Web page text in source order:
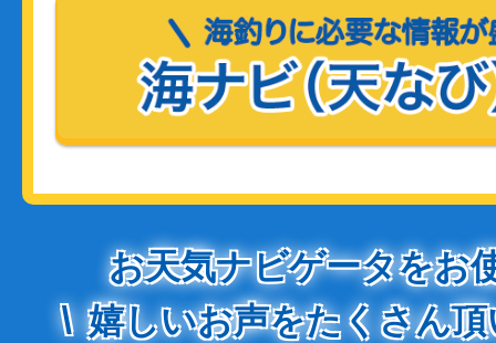
お天気ナビゲータをお
嬉しいお声をたくさん